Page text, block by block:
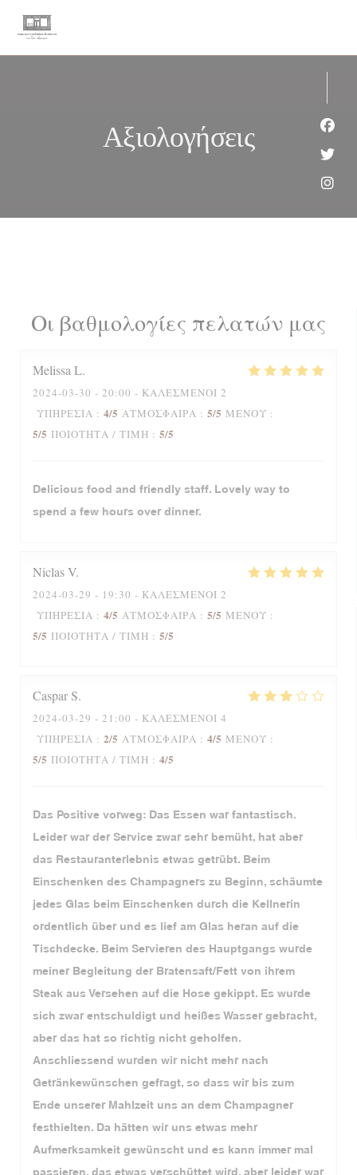
Αξιολογήσεις
Οι βαθμολογίες πελατών μας
MelissaL
2024-03-30 - 20:00 - ΚΑΛΕΣΜΈΝΟΙ 2
ΥΠΗΡΕΣΊΑ : 4/5 ΑΤΜΌΣΦΑΙΡΑ : 5/5 ΜΕΝΟΎ :
5/5 ΠΟΙΌΤΗΤΑ / ΤΙΜΉ : 5/5
Delicious food and friendly staff. Lovely way to
spend a few hours over dinner.
NiclasV
2024-03-29 - 19:30 - ΚΑΛΕΣΜΈΝΟΙ 2
ΥΠΗΡΕΣΊΑ : 4/5 ΑΤΜΌΣΦΑΙΡΑ : 5/5 ΜΕΝΟΎ :
5/5 ΠΟΙΌΤΗΤΑ / ΤΙΜΉ : 5/5
Caspar S
2024-03-29 - 21:00 - ΚΑΛΕΣΜΈΝΟΙ 4
ΥΠΗΡΕΣΊΑ : 2/5 ΑΤΜΌΣΦΑΙΡΑ : 4/5 ΜΕΝΟΎ :
5/5 ΠΟΙΌΤΗΤΑ / ΤΙΜΉ : 4/5
Das Positive vorweg: Das Essen war fantastisch.
Leider war der Service zwar sehr bemüht, hat aber
das Restauranterlebnis etwas getrübt. Beim
Einschenken des Champagners zu Beginn, schäumte
jedes Glas beim Einschenken durch die Kellnerin
ordentlich über und es lief am Glas heran auf die
Tischdecke. Beim Servieren des Hauptgangs wurde
meiner Begleitung der Bratensaft/Fett von ihrem
Steak aus Versehen auf die Hose gekippt. Es wurde
sich zwar entschuldigt und heißes Wasser gebracht,
aber das hat so richtig nicht geholfen.
Anschliessend wurden wir nicht mehr nach
Getränkewünschen gefragt, so dass wir bis zum
Ende unserer Mahlzeit uns an dem Champagner
festhielten. Da hätten wir uns etwas mehr
Aufmerksamkeit gewünscht und es kann immer mal
passieren, das etwas verschüttet wird, aber leider war